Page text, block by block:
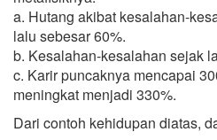
a. Hutang akibat kesalahan-
lalu sebesar 60%.
b. Kesalahan-kesalahan sejak
c. Karir puncaknya mencapai
meningkat menjadi 330%.
Dari contoh kehidupan diatas,